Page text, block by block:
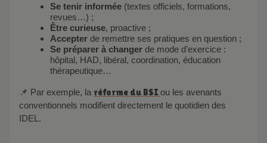
Se tenir informée (textes officiels, formations,
revues…) ;
Être curieuse, proactive ;
Accepter de remettre ses pratiques en question ;
Se préparer à changer de mode d’exercice :
hôpital, HAD, libéral, coordination, éducation
thérapeutique…
📌 Par exemple, la réforme du BSI ou les avenants
conventionnels modifient directement le quotidien des
IDEL.